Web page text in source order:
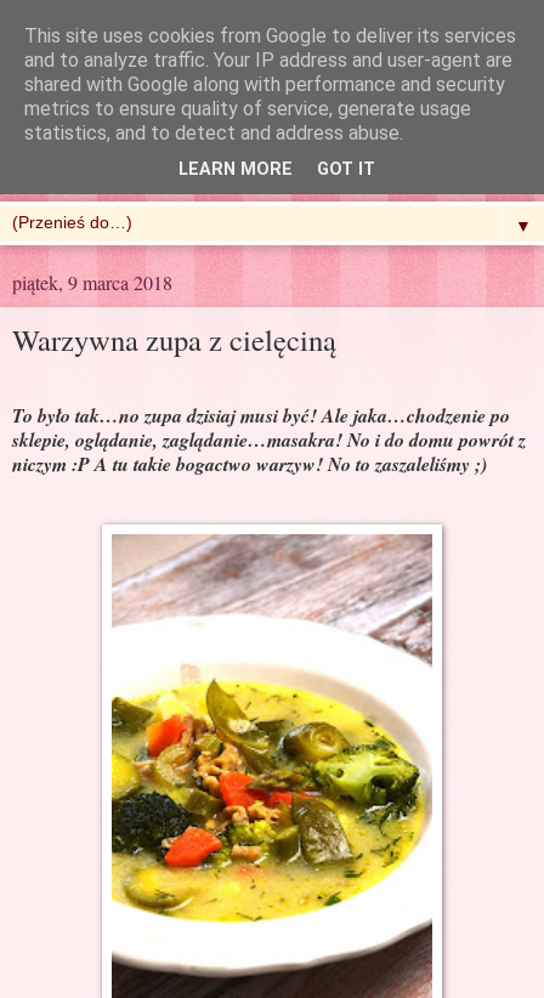
R'n'G Kitchen
▼
piątek, 9 marca 2018
Warzywna zupa z cielęciną
To było tak…no zupa dzisiaj musi być! Ale jaka…chodzenie po
sklepie, oglądanie, zaglądanie…masakra! No i do domu powrót z
niczym :P A tu takie bogactwo warzyw! No to zaszaleliśmy ;)
This site uses cookies from Google to deliver its services
and to analyze traffic. Your IP address and user-agent are
shared with Google along with performance and security
metrics to ensure quality of service, generate usage
statistics, and to detect and address abuse.
LEARN MORE GOT IT